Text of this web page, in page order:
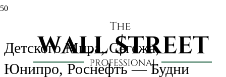
Сбербанк восстановился, уход
Детского Мира, Сегежа,
Юнипро, Роснефть — Будни